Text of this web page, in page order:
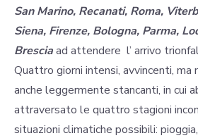
San Marino, Recanati, Roma,
Siena, Firenze, Bologna, Parma,
Bresciaad attendere l’ arrivo
Quattro giorni intensi, avvincenti, ma
anche leggermente stancanti, in cui
attraversato le quattro stagioni
situazioni climatiche possibili: